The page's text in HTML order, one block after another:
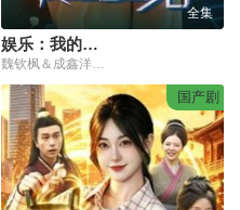
全集
娱乐：我的才华被巨星老婆曝光了
魏钦枫＆成鑫洋＆江路祺
国产剧